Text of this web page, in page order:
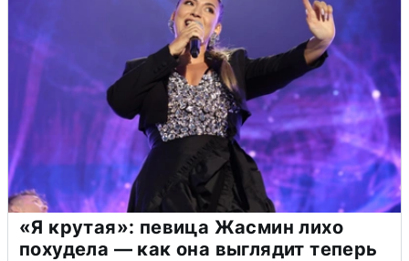
«Я крутая»: певица Жасмин лихо
похудела — как она выглядит теперь